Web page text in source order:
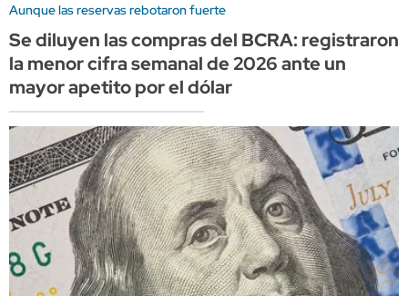
Aunque las reservas rebotaron fuerte
Se diluyen las compras del BCRA: registraron
la menor cifra semanal de 2026 ante un
mayor apetito por el dólar